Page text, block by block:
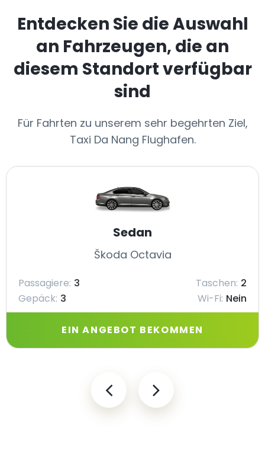
Entdecken Sie die Auswahl
an Fahrzeugen, die an
diesem Standort verfügbar
sind
Für Fahrten zu unserem sehr begehrten Ziel,
Taxi Da Nang Flughafen.
Sedan
Škoda Octavia
Passagiere: 3 Taschen: 2
Gepäck: 3 Wi-Fi: Nein
EIN ANGEBOT BEKOMMEN